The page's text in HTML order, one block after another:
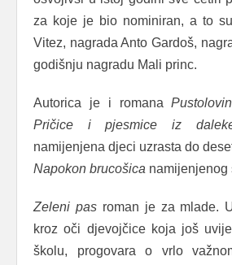
za koje je bio nominiran, a to
Vitez, nagrada Anto Gardoš,
godišnju nagradu Mali princ.
Autorica je i romana
Pričice i pjesmice iz
namijenjena djeci uzrasta do
Napokon brucošica namijenjenog
Zeleni pasroman je za mlade.
kroz oči djevojčice koja još
školu, progovara o vrlo